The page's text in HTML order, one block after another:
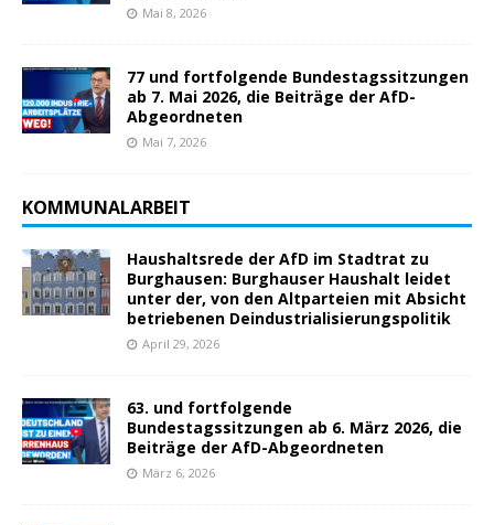
Mai 8, 2026
77 und fortfolgende Bundestagssitzungen
ab 7. Mai 2026, die Beiträge der AfD-
Abgeordneten
Mai 7, 2026
KOMMUNALARBEIT
Haushaltsrede der AfD im Stadtrat zu
Burghausen: Burghauser Haushalt leidet
unter der, von den Altparteien mit Absicht
betriebenen Deindustrialisierungspolitik
April 29, 2026
63. und fortfolgende
Bundestagssitzungen ab 6. März 2026, die
Beiträge der AfD-Abgeordneten
März 6, 2026